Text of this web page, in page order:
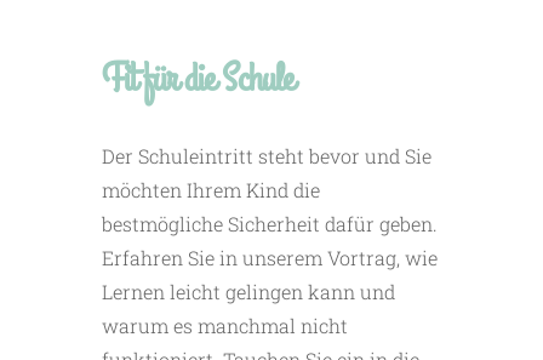
Fit für die Schule
Der Schuleintritt steht bevor und Sie
möchten Ihrem Kind die
bestmögliche Sicherheit dafür geben.
Erfahren Sie in unserem Vortrag, wie
Lernen leicht gelingen kann und
warum es manchmal nicht